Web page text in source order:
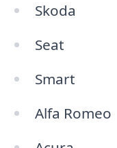
Skoda
Seat
Smart
Alfa Romeo